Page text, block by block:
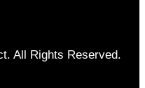
All Rights Reserved.